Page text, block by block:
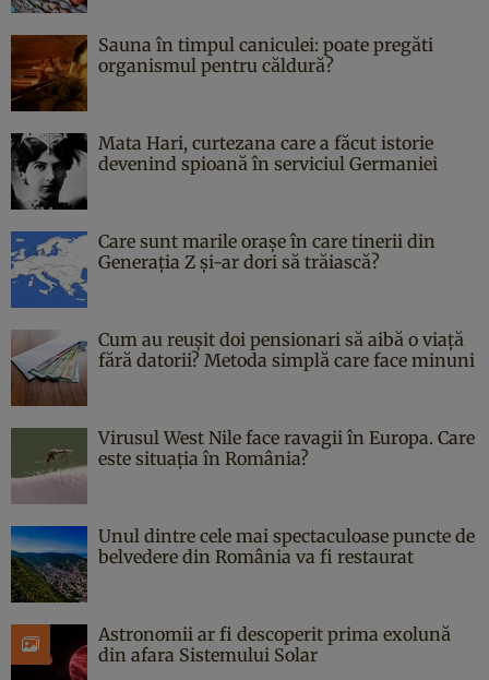
Sauna în timpul caniculei: poate pregăti
organismul pentru căldură?
Mata Hari, curtezana care a făcut istorie
devenind spioană în serviciul Germaniei
Care sunt marile orașe în care tinerii din
Generația Z și-ar dori să trăiască?
Cum au reușit doi pensionari să aibă o viață
fără datorii? Metoda simplă care face minuni
Virusul West Nile face ravagii în Europa. Care
este situația în România?
Unul dintre cele mai spectaculoase puncte de
belvedere din România va fi restaurat
Astronomii ar fi descoperit prima exolună
din afara Sistemului Solar